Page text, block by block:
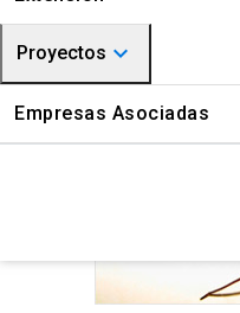
CITUC Químico
CITUC Farmacovigilancia
Proyectos keyboard_arrow_down
Medioambiente
Empresas Asociadas